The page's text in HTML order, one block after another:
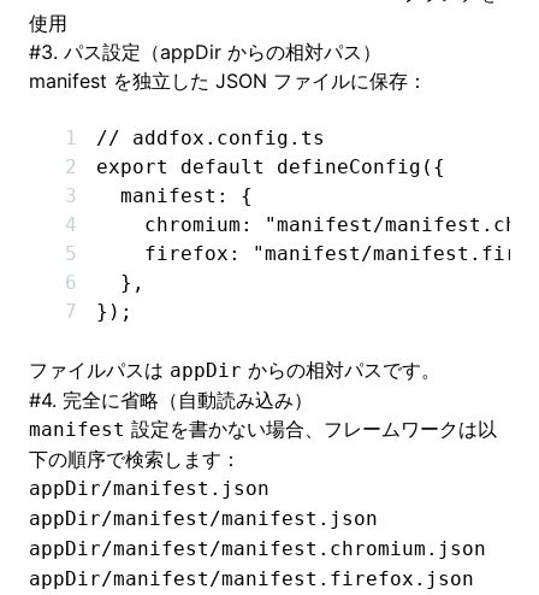
使用
#3. パス設定（appDir からの相対パス）
manifest を独立した JSON ファイルに保存：
// addfox.config.ts
export
default defineConfig ({
  manifest
:
{
    chromium
:
"manifest/
    firefox
:
"manifest/
  }
,
});
ファイルパスは appDir からの相対パスです。
#4. 完全に省略（自動読み込み）
manifest 設定を書かない場合、フレームワークは以
下の順序で検索します：
appDir/manifest.json
appDir/manifest/manifest.json
appDir/manifest/manifest.chromium.json
appDir/manifest/manifest.firefox.json